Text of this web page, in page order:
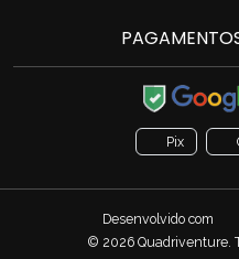
Pix
Desenvolvido com
© 2026 Quadriventure.